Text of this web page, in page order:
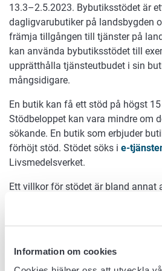
Information om cookies
13.3–2.5.2023. Bybutiksstödet är
dagligvarubutiker på landsbygden
främja tillgången till tjänster på
kan använda bybutiksstödet till
upprätthålla tjänsteutbudet i sin
mångsidigare.
En butik kan få ett stöd på högst 15
Stödbeloppet kan vara mindre om
sökande. En butik som erbjuder
förhöjt stöd. Stödet söks i e-
Livsmedelsverket.
Ett villkor för stödet är bland annat
på landsbygden, att butiken är
avståndet till närmaste andra
7,5 kilometer eller att butiken